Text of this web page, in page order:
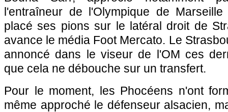
l'entraîneur de l'Olympique de
placé ses pions sur le latéral droit de
avance le média Foot Mercato. Le
annoncé dans le viseur de l'OM ces
que cela ne débouche sur un transfert.
Pour le moment, les Phocéens n'ont
même approché le défenseur alsacien,